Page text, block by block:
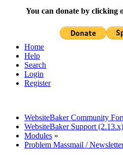
You can donate by clicking
Home
Help
Search
Login
Register
WebsiteBaker Community
WebsiteBaker Support (2.13.x)
Modules »
Problem Massmail /